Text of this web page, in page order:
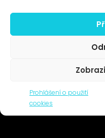
Prohlášení o použití
cookies
©
Čtyři dny, z.s. /